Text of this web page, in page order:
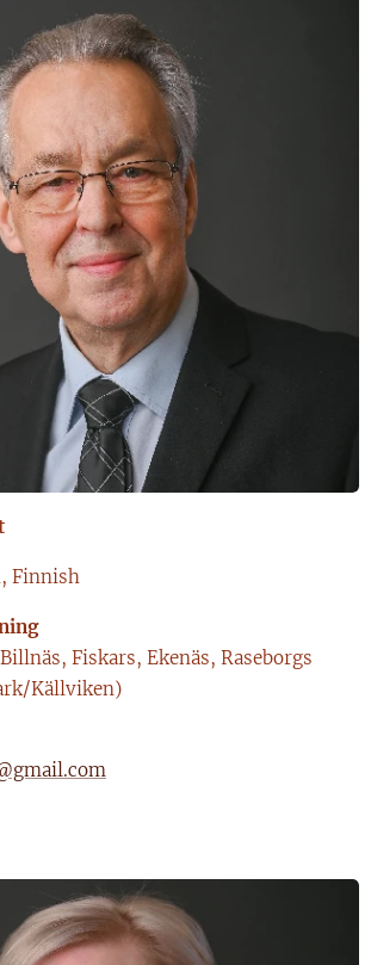
Finnish
Fiskars, Ekenäs, Raseborgs
Källviken)